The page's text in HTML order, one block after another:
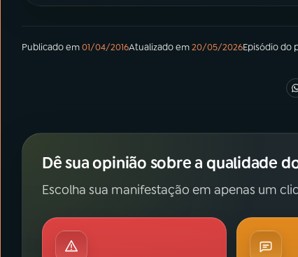
Publicado em01/04/2016Atualizado em20/05/2026Episódiodo
Dê sua opinião sobre a qualidade
Escolha sua manifestação em apenas um